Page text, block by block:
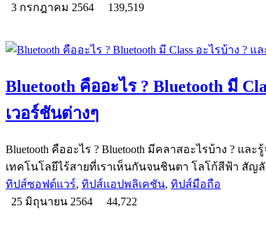
3 กรกฎาคม 2564
139,519
Bluetooth คืออะไร ? Bluetooth มี
เวอร์ชันต่างๆ
Bluetooth คืออะไร ? Bluetooth มีคลาสอะไรบ้าง ? แล
เทคโนโลยีไร้สายที่เราเห็นกันจนชินตา โลโก้สีฟ้า สัญ
ทิปส์ซอฟต์แวร์, ทิปส์แอปพลิเคชัน, ทิปส์มือถือ
25 มิถุนายน 2564
44,722